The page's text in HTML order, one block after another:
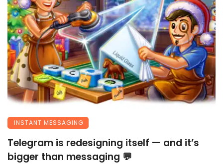
INSTANT MESSAGING
Telegram is redesigning itself — and it’s
bigger than messaging 💬